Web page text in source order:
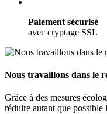
Paiement sécurisé
avec cryptage SSL
Nous travaillons dans le
Grâce à des mesures
réduire autant que